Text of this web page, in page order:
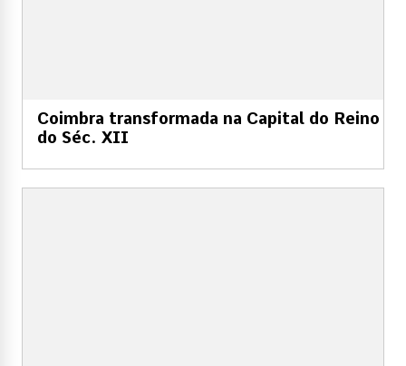
Coimbra transformada na Capital do Reino
do Séc. XII